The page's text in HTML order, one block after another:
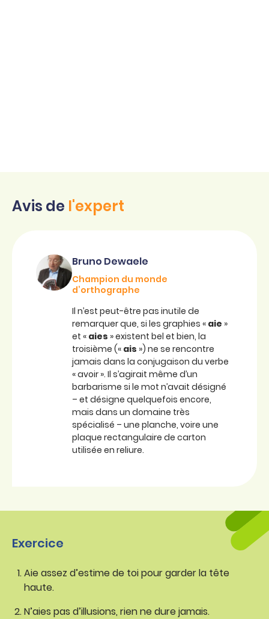
Avis de l'expert
Bruno Dewaele
Champion du monde
d’orthographe
Il n’est peut-être pas inutile de
remarquer que, si les graphies « aie »
et « aies » existent bel et bien, la
troisième (« ais ») ne se rencontre
jamais dans la conjugaison du verbe
« avoir ». Il s’agirait même d’un
barbarisme si le mot n’avait désigné
– et désigne quelquefois encore,
mais dans un domaine très
spécialisé – une planche, voire une
plaque rectangulaire de carton
utilisée en reliure.
Exercice
Aie assez d’estime de toi pour garder la tête
haute.
N’aies pas d’illusions, rien ne dure jamais.